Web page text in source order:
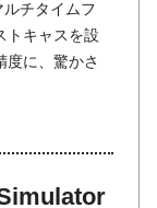
チタイムフ
トキャスを設
度に、驚かさ